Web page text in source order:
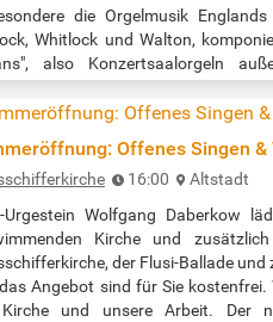
die Orgelmusik
Whitlock und Walton,
also Konzertsaalorgeln
uns also ein Sinfoniekonzert
erbeten. Beginn der…
Offenes Singen &
16:00
Altstadt
Urgestein Wolfgang Daberkow
Kirche und
der Flusi-Ballade
Angebot sind für Sie
und unsere Arbeit. Der